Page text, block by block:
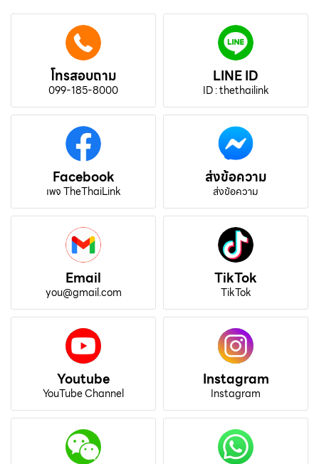
โทรสอบถาม
099-185-8000
LINE ID
ID : thethailink
Facebook
เพจ TheThaiLink
ส่งข้อความ
ส่งข้อความ
Email
you@gmail.com
TikTok
TikTok
Youtube
YouTube Channel
Instagram
Instagram